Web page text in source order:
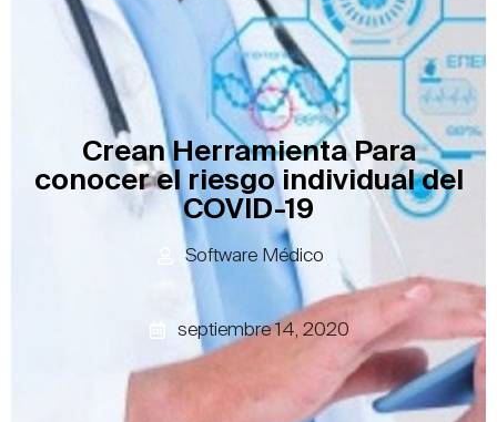
Crean Herramienta Para
conocer el riesgo individual del
COVID-19
Software Médico
septiembre 14, 2020